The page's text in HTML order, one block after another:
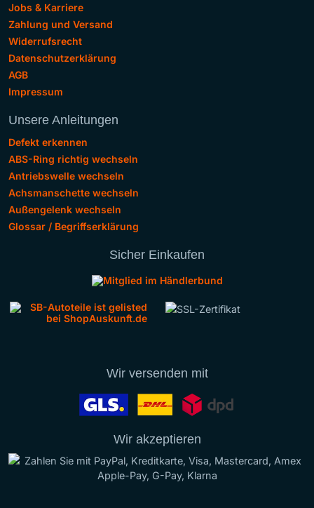
Jobs & Karriere
Zahlung und Versand
Widerrufsrecht
Datenschutzerklärung
AGB
Impressum
Unsere Anleitungen
Defekt erkennen
ABS-Ring richtig wechseln
Antriebswelle wechseln
Achsmanschette wechseln
Außengelenk wechseln
Glossar / Begriffserklärung
Sicher Einkaufen
Wir versenden mit
Wir akzeptieren